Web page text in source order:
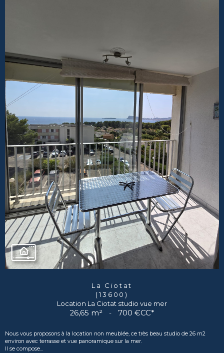
La Ciotat
(13600)
Location La Ciotat studio vue mer
26,65 m² - 700 €CC*
Nous vous proposons à la location non meublée, ce très beau studio de 26 m2
environ avec terrasse et vue panoramique sur la mer.
Il se compose...